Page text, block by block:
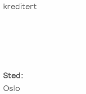
kreditert
Sted:
Oslo